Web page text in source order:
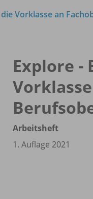
Vorklasse an
Explore -
Arbeitsheft
1. Auflage 2021